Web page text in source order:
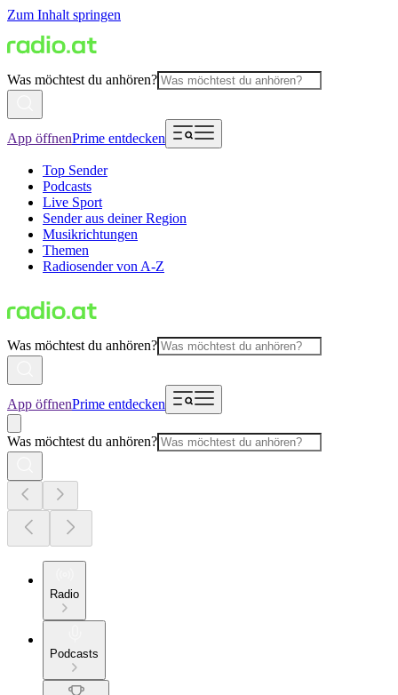
Zum Inhalt springen
Was möchtest du anhören?
App öffnenPrime entdecken
Top Sender
Podcasts
Live Sport
Sender aus deiner Region
Musikrichtungen
Themen
Radiosender von A-Z
Was möchtest du anhören?
App öffnenPrime entdecken
Was möchtest du anhören?
Radio
Podcasts